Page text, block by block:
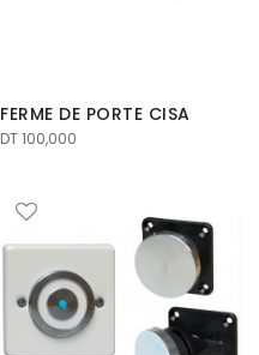
FERME DE PORTE CISA
DT100,000